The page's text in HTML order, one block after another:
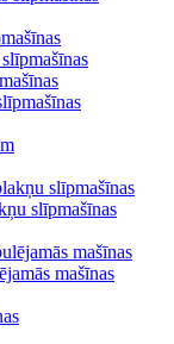
slīpmašīnas
slīpmašīnas
mašīnas
mašīnas